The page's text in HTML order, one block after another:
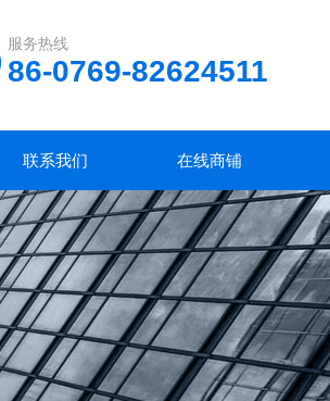
服务热线
86-0769-82624511
联系我们 在线商铺